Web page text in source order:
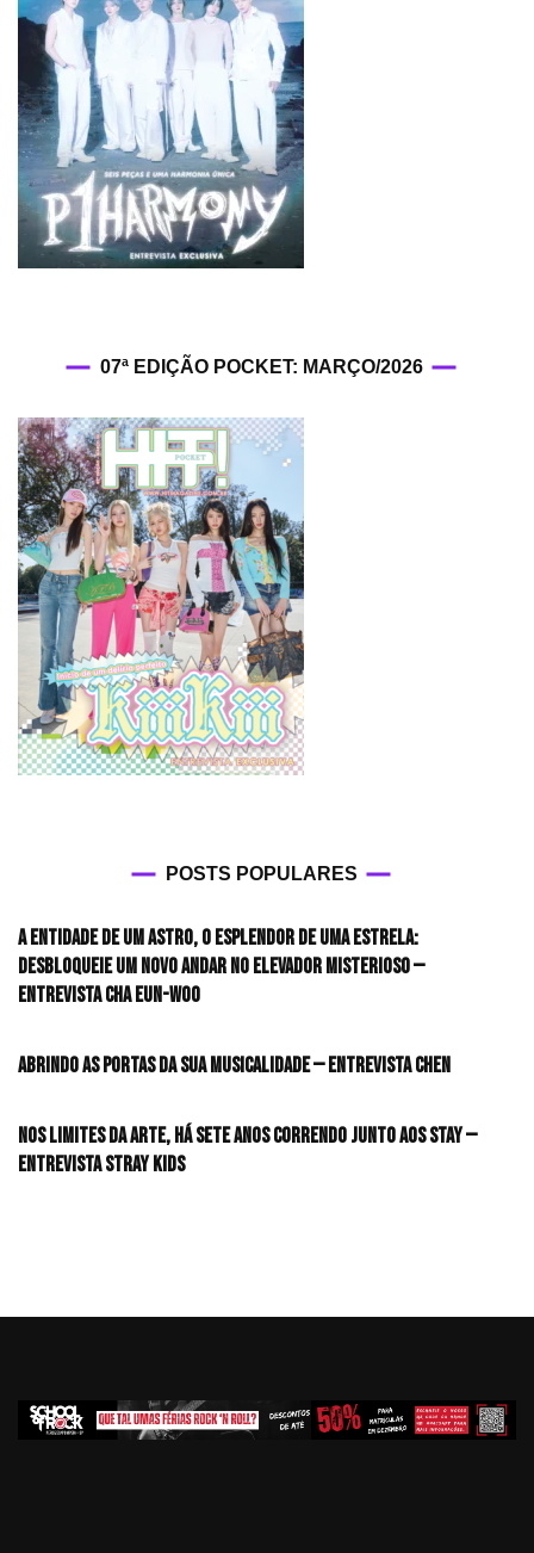
07ª EDIÇÃO POCKET: MARÇO/2026
POSTS POPULARES
A entidade de um astro, o esplendor de uma estrela:
desbloqueie um novo andar no elevador misterioso —
Entrevista CHA EUN-WOO
Abrindo as portas da sua musicalidade — Entrevista CHEN
Nos limites da arte, há sete anos correndo junto aos STAY —
Entrevista Stray Kids